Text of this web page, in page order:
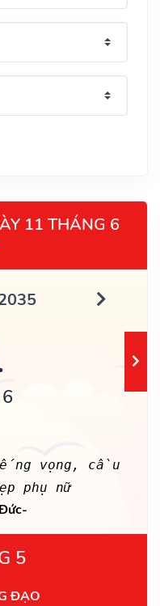
11 THÁNG 6
vọng, cầu
phụ nữ
5
ĐẠO